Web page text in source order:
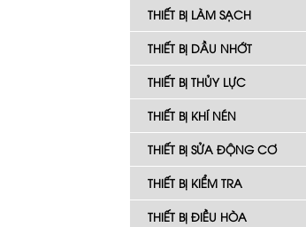
THIẾT BỊ LÀM SẠCH
THIẾT BỊ DẦU NHỚT
THIẾT BỊ THỦY LỰC
THIẾT BỊ KHÍ NÉN
THIẾT BỊ SỬA ĐỘNG CƠ
THIẾT BỊ KIỂM TRA
THIẾT BỊ ĐIỀU HÒA